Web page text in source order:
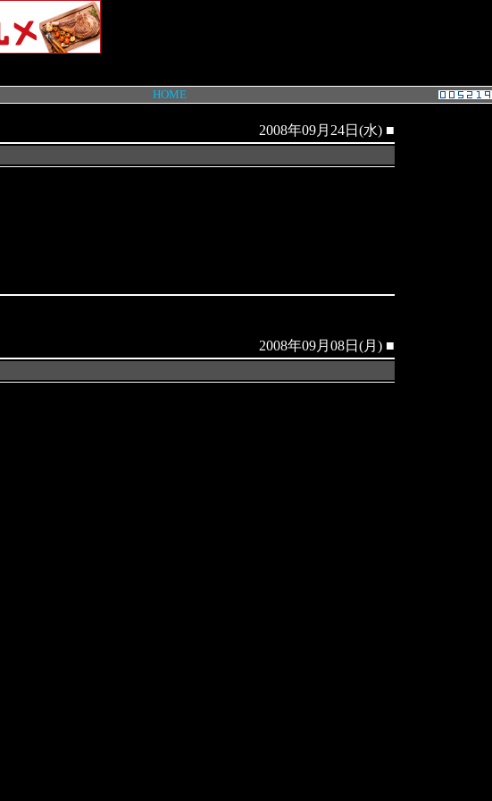
HOME
2008年09月24日(水) ■
2008年09月08日(月) ■